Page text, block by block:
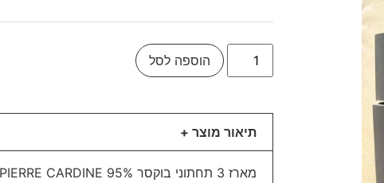
הוספה לסל
תיאור מוצר +